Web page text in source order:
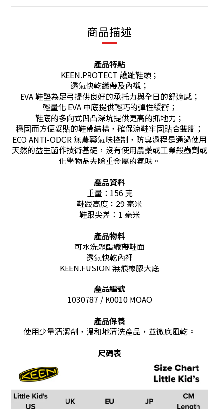
商品描述
產品特點
KEEN.PROTECT 護趾鞋頭；
透氣快乾織帶及內襯；
EVA 鞋墊為足弓提供良好的承托力與全日的舒適感；
輕量化 EVA 中底提供輕巧的彈性緩衝；
鞋底的多向式凹凸深坑提供更高的抓地力；
穩固而方便妥貼的鞋帶結構，確保涼鞋牢固貼合雙腳；
ECO ANTI-ODOR 無農藥氣味控制，防臭過程是通過使用
天然的益生菌作技術基礎，沒有使用農藥或工業殺蟲劑或
化學物品去除重金屬的氣味。
產品資料
重量：156 克
鞋跟高度：29 毫米
鞋跟尖差：1 毫米
產品物料
可水洗聚酯織帶鞋面
透氣快乾內裡
KEEN.FUSION 無痕橡膠大底
產品編號
1030787 / K0010 MOAO
產品保養
使用少量清潔劑，溫和地清洗產品，並徹底風乾。
尺碼表